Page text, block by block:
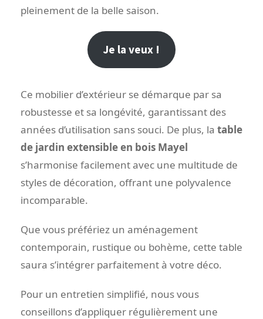
pleinement de la belle saison.
Je la veux !
Ce mobilier d’extérieur se démarque par sa
robustesse et sa longévité, garantissant des
années d’utilisation sans souci. De plus, la table
de jardin extensible en bois Mayel
s’harmonise facilement avec une multitude de
styles de décoration, offrant une polyvalence
incomparable.
Que vous préfériez un aménagement
contemporain, rustique ou bohème, cette table
saura s’intégrer parfaitement à votre déco.
Pour un entretien simplifié, nous vous
conseillons d’appliquer régulièrement une